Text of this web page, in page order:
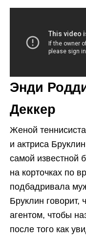
Энди
Деккер
Женой
и актриса
самой известной
на корточках по
подбадривала
Бруклин говорит,
агентом, чтобы
после того как